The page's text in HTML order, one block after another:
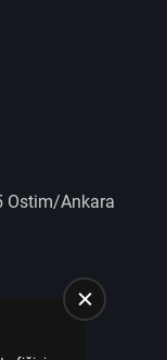
Ostim/Ankara